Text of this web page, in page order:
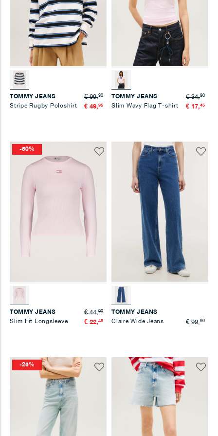
TOMMY JEANS
Stripe Rugby Poloshirt
€ 99,90
€ 49,95
TOMMY JEANS
Slim Wavy Flag T-shirt
€ 34,90
€ 17,45
-50%
Voeg
TOMMY JEANS
Slim Fit Longsleeve
€ 44,90
€ 22,45
Voeg
TOMMY JEANS
Claire Wide Jeans
€ 99,90
-25%
Voeg
Voeg